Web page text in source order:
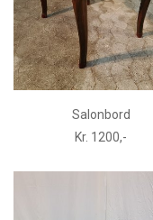
Salonbord
Kr. 1200,-